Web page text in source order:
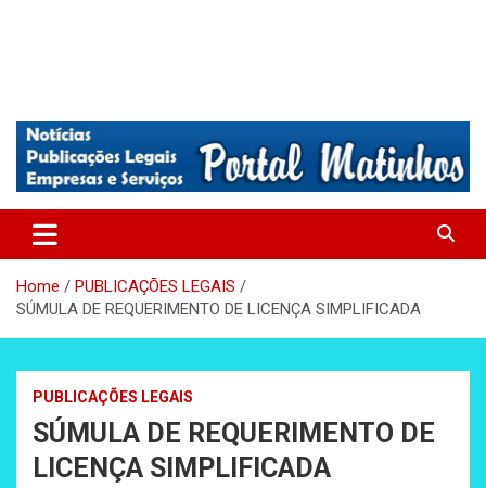
Matinhos – Praia de Matinhos
Home
PUBLICAÇÕES LEGAIS
SÚMULA DE REQUERIMENTO DE LICENÇA SIMPLIFICADA
PUBLICAÇÕES LEGAIS
SÚMULA DE REQUERIMENTO DE
LICENÇA SIMPLIFICADA